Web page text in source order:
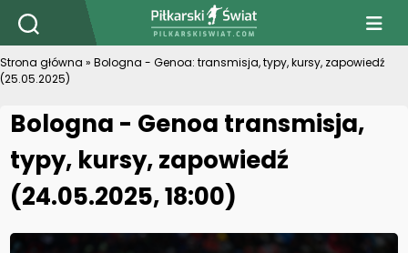
PiłkarskiSwiat.com
Strona główna » Bologna - Genoa: transmisja, typy, kursy, zapowiedź
(25.05.2025)
Bologna - Genoa transmisja,
typy, kursy, zapowiedź
(24.05.2025, 18:00)